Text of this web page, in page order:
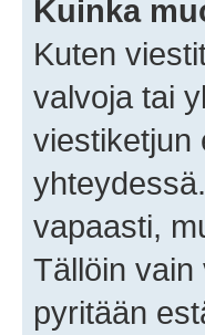
Kuinka
Kuten
valvoja tai
viestiketjun
vapaasti,
Tällöin vain
pyritään